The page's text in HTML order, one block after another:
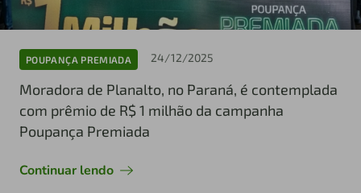
POUPANÇA PREMIADA 24/12/2025
Moradora de Planalto, no Paraná, é contemplada
com prêmio de R$ 1 milhão da campanha
Poupança Premiada
Continuar lendo